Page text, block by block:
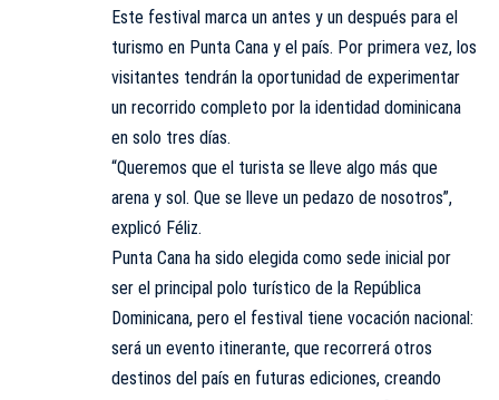
Este festival marca un antes y un después para el
turismo en Punta Cana y el país. Por primera vez, los
visitantes tendrán la oportunidad de experimentar
un recorrido completo por la identidad dominicana
en solo tres días.
“Queremos que el turista se lleve algo más que
arena y sol. Que se lleve un pedazo de nosotros”,
explicó Féliz.
Punta Cana ha sido elegida como sede inicial por
ser el principal polo turístico de la República
Dominicana, pero el festival tiene vocación nacional:
será un evento itinerante, que recorrerá otros
destinos del país en futuras ediciones, creando